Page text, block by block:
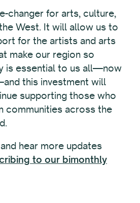
changer for arts, culture,
West. It will allow us to
for the artists and arts
make our region so
is essential to us all—now
this investment will
supporting those who
communities across the
hear more updates
to our bimonthly